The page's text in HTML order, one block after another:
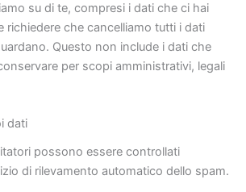
su di te, compresi i dati che ci hai
richiedere che cancelliamo tutti i dati
Questo non include i dati che
per scopi amministrativi, legali
dati
possono essere controllati
di rilevamento automatico dello spam.